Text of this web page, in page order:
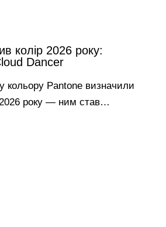
колір 2026 року:
Dancer
кольору Pantone визначили
2026 року — ним став…